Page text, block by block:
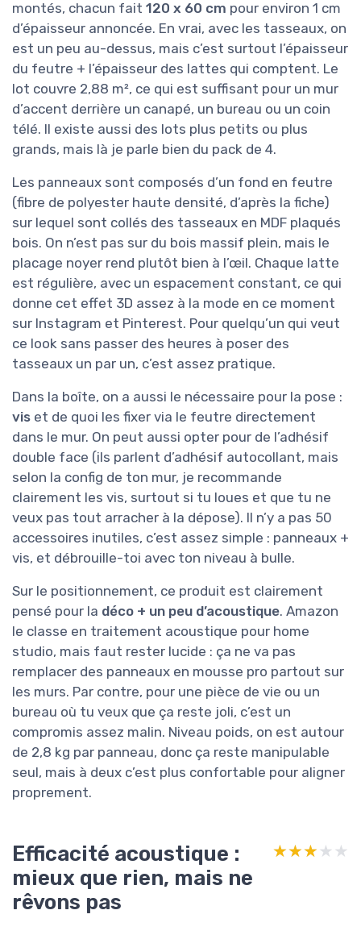
montés, chacun fait 120 x 60 cm pour environ 1 cm
d’épaisseur annoncée. En vrai, avec les tasseaux, on
est un peu au-dessus, mais c’est surtout l’épaisseur
du feutre + l’épaisseur des lattes qui comptent. Le
lot couvre 2,88 m², ce qui est suffisant pour un mur
d’accent derrière un canapé, un bureau ou un coin
télé. Il existe aussi des lots plus petits ou plus
grands, mais là je parle bien du pack de 4.
Les panneaux sont composés d’un fond en feutre
(fibre de polyester haute densité, d’après la fiche)
sur lequel sont collés des tasseaux en MDF plaqués
bois. On n’est pas sur du bois massif plein, mais le
placage noyer rend plutôt bien à l’œil. Chaque latte
est régulière, avec un espacement constant, ce qui
donne cet effet 3D assez à la mode en ce moment
sur Instagram et Pinterest. Pour quelqu’un qui veut
ce look sans passer des heures à poser des
tasseaux un par un, c’est assez pratique.
Dans la boîte, on a aussi le nécessaire pour la pose :
vis et de quoi les fixer via le feutre directement
dans le mur. On peut aussi opter pour de l’adhésif
double face (ils parlent d’adhésif autocollant, mais
selon la config de ton mur, je recommande
clairement les vis, surtout si tu loues et que tu ne
veux pas tout arracher à la dépose). Il n’y a pas 50
accessoires inutiles, c’est assez simple : panneaux +
vis, et débrouille-toi avec ton niveau à bulle.
Sur le positionnement, ce produit est clairement
pensé pour la déco + un peu d’acoustique. Amazon
le classe en traitement acoustique pour home
studio, mais faut rester lucide : ça ne va pas
remplacer des panneaux en mousse pro partout sur
les murs. Par contre, pour une pièce de vie ou un
bureau où tu veux que ça reste joli, c’est un
compromis assez malin. Niveau poids, on est autour
de 2,8 kg par panneau, donc ça reste manipulable
seul, mais à deux c’est plus confortable pour aligner
proprement.
Efficacité acoustique :
mieux que rien, mais ne
rêvons pas
★★★★★
★★★★★